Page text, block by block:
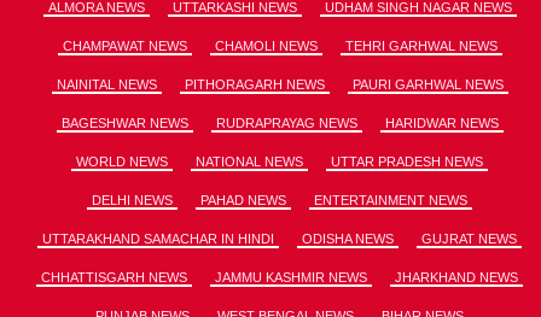
ALMORA NEWS UTTARKASHI NEWS UDHAM SINGH NAGAR NEWS
CHAMPAWAT NEWS CHAMOLI NEWS TEHRI GARHWAL NEWS
NAINITAL NEWS PITHORAGARH NEWS PAURI GARHWAL NEWS
BAGESHWAR NEWS RUDRAPRAYAG NEWS HARIDWAR NEWS
WORLD NEWS NATIONAL NEWS UTTAR PRADESH NEWS
DELHI NEWS PAHAD NEWS ENTERTAINMENT NEWS
UTTARAKHAND SAMACHAR IN HINDI ODISHA NEWS GUJRAT NEWS
CHHATTISGARH NEWS JAMMU KASHMIR NEWS JHARKHAND NEWS